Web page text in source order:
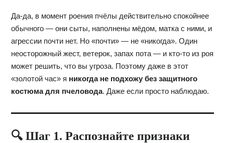
Да-да, в момент роения пчёлы действительно спокойнее
обычного — они сыты, наполнены мёдом, матка с ними, и
агрессии почти нет. Но «почти» — не «никогда». Один
неосторожный жест, ветерок, запах пота — и кто-то из роя
может решить, что вы угроза. Поэтому даже в этот
«золотой час» я никогда не подхожу без защитного
костюма для пчеловода. Даже если просто наблюдаю.
🔍 Шаг 1. Распознайте признаки